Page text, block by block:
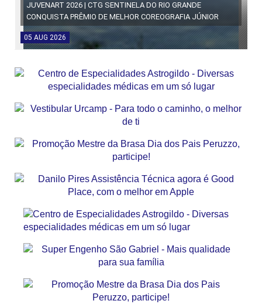
JUVENART 2026 | CTG SENTINELA DO RIO GRANDE
CONQUISTA PRÊMIO DE MELHOR COREOGRAFIA JÚNIOR
05 AUG 2026